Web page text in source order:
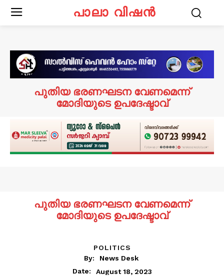
പാലാ വിഷൻ
പുതിയ ഭരണഘടന വേണമെന്ന്
മോദിയുടെ ഉപദേഷ്ടാവ്
പുതിയ ഭരണഘടന വേണമെന്ന്
മോദിയുടെ ഉപദേഷ്ടാവ്
POLITICS
By:
News Desk
Date:
August 18, 2023